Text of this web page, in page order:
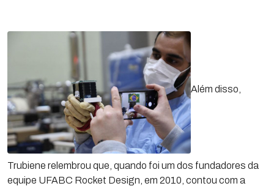
Além disso,
Trubiene relembrou que, quando foi um dos fundadores da
equipe UFABC Rocket Design, em 2010, contou com a